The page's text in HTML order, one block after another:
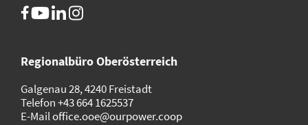
Regionalbüro Oberösterreich
Galgenau 28, 4240 Freistadt
Telefon+43 664 1625537
E-Mailoffice.ooe@ourpower.coop